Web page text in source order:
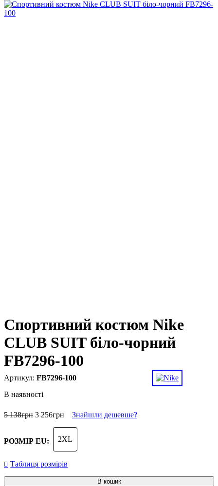
Спортивний костюм Nike
CLUB SUIT біло-чорний
FB7296-100
FB7296-100
В наявності
5 138грн 3 256грн Знайшли дешевше?
РОЗМІР EU: 2XL
Таблиця розмірів
В кошик